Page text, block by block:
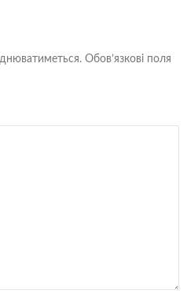
Обов’язкові поля